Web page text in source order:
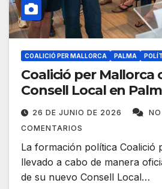
COALICIÓ PER MALLORCA PALMA
Coalició per Mallorca
Consell Local en
26 DE JUNIO DE 2026
COMENTARIOS
La formación política Coalició
llevado a cabo de manera
de su nuevo Consell Local…